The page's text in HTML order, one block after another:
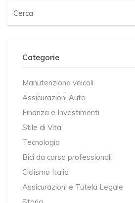
Categorie
Manutenzione veicoli
Assicurazioni Auto
Finanza e Investimenti
Stile di Vita
Tecnologia
Bici da corsa professionali
Ciclismo Italia
Assicurazioni e Tutela Legale